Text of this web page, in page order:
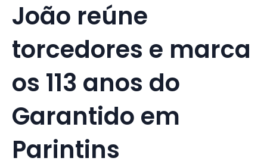
João reúne
torcedores e marca
os 113 anos do
Garantido em
Parintins